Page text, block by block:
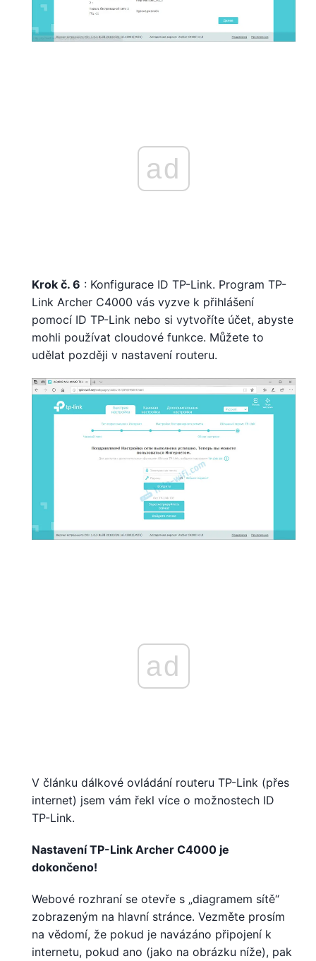
ad
Krok č. 6 : Konfigurace ID TP-Link. Program TP-
Link Archer C4000 vás vyzve k přihlášení
pomocí ID TP-Link nebo si vytvoříte účet, abyste
mohli používat cloudové funkce. Můžete to
udělat později v nastavení routeru.
ad
V článku dálkové ovládání routeru TP-Link (přes
internet) jsem vám řekl více o možnostech ID
TP-Link.
Nastavení TP-Link Archer C4000 je
dokončeno!
Webové rozhraní se otevře s „diagramem sítě“
zobrazeným na hlavní stránce. Vezměte prosím
na vědomí, že pokud je navázáno připojení k
internetu, pokud ano (jako na obrázku níže), pak